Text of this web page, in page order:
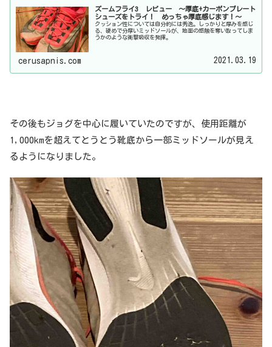
ズームフライ3 レビュー 〜厚底+カーボンプレート
シューズをトライ！ めっちゃ厚底感じます！〜
クッション性については自分的には秀逸。しっかりと厚みを感じ
る、硬めで分厚いミッドソールが、地面の感触を奪い取ってしま
うかのような衝撃吸収を発揮。
cerusapnis.com 2021.03.19
その後もジョグを中心に履いていたのですが、使用距離が
1,000kmを超えてとうとう靴底から一部ミッドソールが見え
るようになりました。